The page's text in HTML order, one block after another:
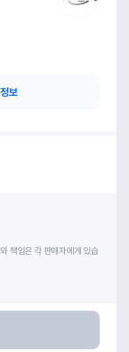
보
책임은 각 판매자에게 있습